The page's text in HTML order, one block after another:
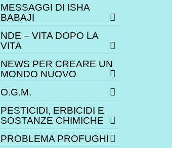
MESSAGGI DI ISHA
BABAJI
NDE – VITA DOPO LA
VITA
NEWS PER CREARE UN
MONDO NUOVO
O.G.M.
PESTICIDI, ERBICIDI E
SOSTANZE CHIMICHE
PROBLEMA PROFUGHI